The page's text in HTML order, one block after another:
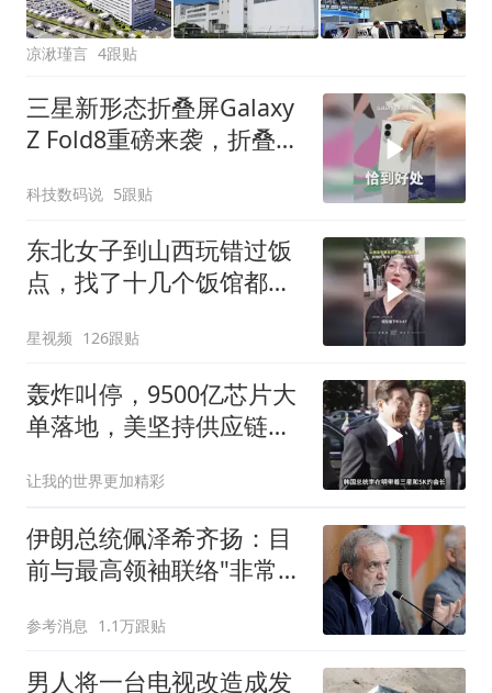
凉湫瑾言 4跟贴
三星新形态折叠屏Galaxy
Z Fold8重磅来袭，折叠屏
科技数码说 5跟贴
东北女子到山西玩错过饭
点，找了十几个饭馆都没
星视频 126跟贴
轰炸叫停，9500亿芯片大
单落地，美坚持供应链不
让我的世界更加精彩
伊朗总统佩泽希齐扬：目
前与最高领袖联络"非常困
参考消息 1.1万跟贴
男人将一台电视改造成发